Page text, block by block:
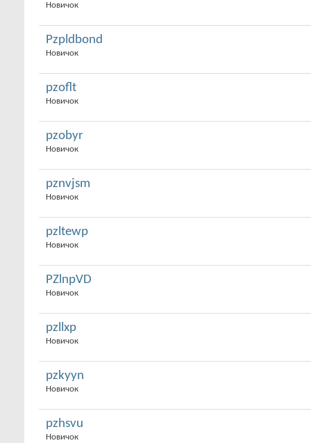
Новичок
Pzpldbond
Новичок
pzoflt
Новичок
pzobyr
Новичок
pznvjsm
Новичок
pzltewp
Новичок
PZlnpVD
Новичок
pzllxp
Новичок
pzkyyn
Новичок
pzhsvu
Новичок